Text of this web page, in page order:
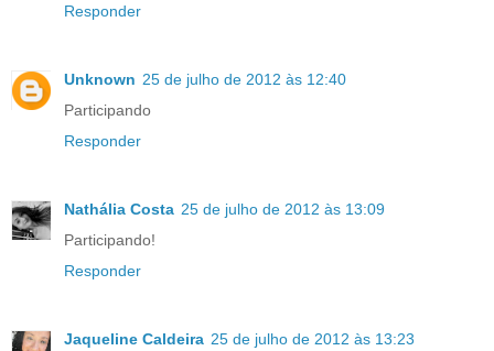
Responder
Unknown 25 de julho de 2012 às 12:40
Participando
Responder
Nathália Costa 25 de julho de 2012 às 13:09
Participando!
Responder
Jaqueline Caldeira 25 de julho de 2012 às 13:23